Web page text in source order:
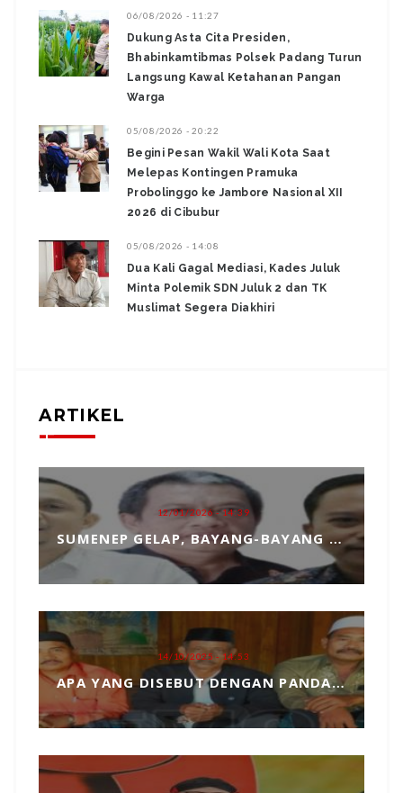
06/08/2026 - 11:27
Dukung Asta Cita Presiden,
Bhabinkamtibmas Polsek Padang Turun
Langsung Kawal Ketahanan Pangan
Warga
05/08/2026 - 20:22
Begini Pesan Wakil Wali Kota Saat
Melepas Kontingen Pramuka
Probolinggo ke Jambore Nasional XII
2026 di Cibubur
05/08/2026 - 14:08
Dua Kali Gagal Mediasi, Kades Juluk
Minta Polemik SDN Juluk 2 dan TK
Muslimat Segera Diakhiri
ARTIKEL
12/01/2026 - 14:39
SUMENEP GELAP, BAYANG-BAYANG MATAHARI KEMBAR HANTUI PENGANGKATAN SEKDA
14/10/2025 - 14:53
APA YANG DISEBUT DENGAN PANDANGAN DUNIA, MARI KITA ULAS SECARA SEDERHANA